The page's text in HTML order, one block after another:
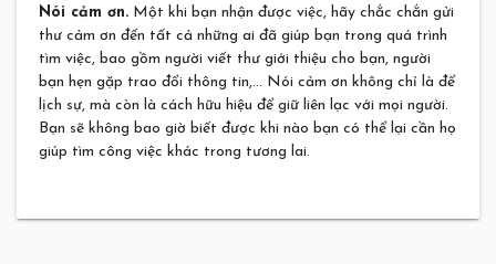
Nói cảm ơn. Một khi bạn nhận được việc, hãy chắc chắn gửi
thư cảm ơn đến tất cả những ai đã giúp bạn trong quá trình
tìm việc, bao gồm người viết thư giới thiệu cho bạn, người
bạn hẹn gặp trao đổi thông tin,… Nói cảm ơn không chỉ là để
lịch sự, mà còn là cách hữu hiệu để giữ liên lạc với mọi người.
Bạn sẽ không bao giờ biết được khi nào bạn có thể lại cần họ
giúp tìm công việc khác trong tương lai.